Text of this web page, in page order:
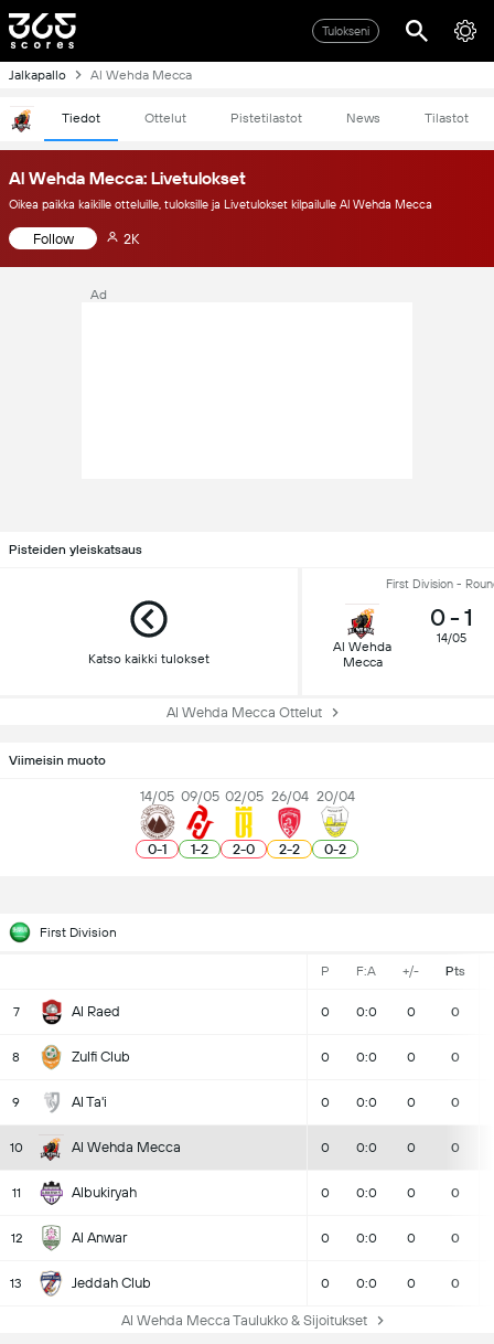
Tulokseni
Jalkapallo Al Wehda Mecca
Tiedot Ottelut Pistetilastot News Tilastot
Al Wehda Mecca: Livetulokset
Oikea paikka kaikille otteluille, tuloksille ja Livetulokset kilpailulle Al Wehda Mecca
Follow 2K
Ad
Pisteiden yleiskatsaus
Katso kaikki tulokset
First Division -
Al Wehda
Mecca
0- 1
14/05
Al Wehda Mecca Ottelut
Viimeisin muoto
14/05
0-1
09/05
1-2
02/05
2-0
26/04
2-2
20/04
0-2
First Division
P F:A +/- Pts
7 Al Raed 0 0:0 0 0
8 Zulfi Club 0 0:0 0 0
9 Al Ta'i 0 0:0 0 0
10 Al Wehda Mecca 0 0:0 0 0
11 Albukiryah 0 0:0 0 0
12 Al Anwar 0 0:0 0 0
13 Jeddah Club 0 0:0 0 0
Al Wehda Mecca Taulukko & Sijoitukset